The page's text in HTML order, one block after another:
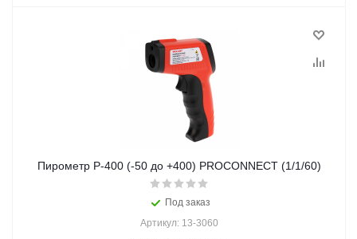
Пирометр P-400 (-50 до +400) PROCONNECT (1/1/60)
Под заказ
Артикул: 13-3060